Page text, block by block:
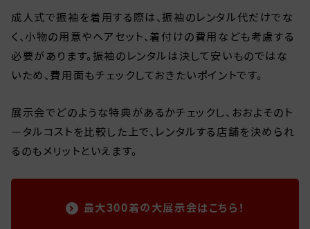
成人式で振袖を着用する際は、振袖のレンタル代だけでな
く、小物の用意やヘアセット、着付けの費用なども考慮する
必要があります。振袖のレンタルは決して安いものではな
いため、費用面もチェックしておきたいポイントです。
展示会でどのような特典があるかチェックし、おおよそのト
ータルコストを比較した上で、レンタルする店舗を決められ
るのもメリットといえます。
最大300着の大展示会はこちら！